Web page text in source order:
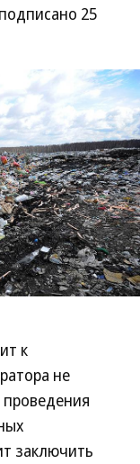
25
к
не
проведения
заключить